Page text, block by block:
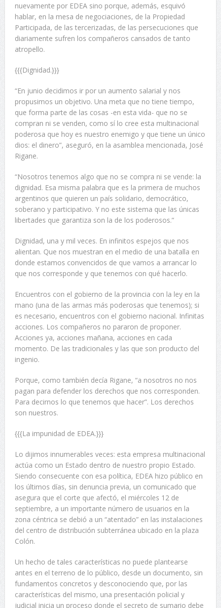
nuevamente por EDEA sino porque, además, esquivó
hablar, en la mesa de negociaciones, de la Propiedad
Participada, de las tercerizadas, de las persecuciones que
diariamente sufren los compañeros cansados de tanto
atropello.
{{{Dignidad.}}}
“En junio decidimos ir por un aumento salarial y nos
propusimos un objetivo. Una meta que no tiene tiempo,
que forma parte de las cosas -en esta vida- que no se
compran ni se venden, como sí lo cree esta multinacional
poderosa que hoy es nuestro enemigo y que tiene un único
dios: el dinero”, aseguró, en la asamblea mencionada, José
Rigane.
“Nosotros tenemos algo que no se compra ni se vende: la
dignidad. Esa misma palabra que es la primera de muchos
argentinos que quieren un país solidario, democrático,
soberano y participativo. Y no este sistema que las únicas
libertades que garantiza son la de los poderosos.”
Dignidad, una y mil veces. En infinitos espejos que nos
alientan. Que nos muestran en el medio de una batalla en
donde estamos convencidos de que vamos a arrancar lo
que nos corresponde y que tenemos con qué hacerlo.
Encuentros con el gobierno de la provincia con la ley en la
mano (una de las armas más poderosas que tenemos); si
es necesario, encuentros con el gobierno nacional. Infinitas
acciones. Los compañeros no pararon de proponer.
Acciones ya, acciones mañana, acciones en cada
momento. De las tradicionales y las que son producto del
ingenio.
Porque, como también decía Rigane, “a nosotros no nos
pagan para defender los derechos que nos corresponden.
Para decirnos lo que tenemos que hacer”. Los derechos
son nuestros.
{{{La impunidad de EDEA.}}}
Lo dijimos innumerables veces: esta empresa multinacional
actúa como un Estado dentro de nuestro propio Estado.
Siendo consecuente con esa política, EDEA hizo público en
los últimos días, sin denuncia previa, un comunicado que
asegura que el corte que afectó, el miércoles 12 de
septiembre, a un importante número de usuarios en la
zona céntrica se debió a un “atentado” en las instalaciones
del centro de distribución subterránea ubicado en la plaza
Colón.
Un hecho de tales características no puede plantearse
antes en el terreno de lo público, desde un documento, sin
fundamentos concretos y desconociendo que, por las
características del mismo, una presentación policial y
judicial inicia un proceso donde el secreto de sumario debe